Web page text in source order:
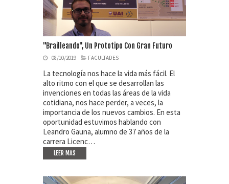
"Brailleando", Un Prototipo Con Gran Futuro
08/10/2019 FACULTADES
La tecnología nos hace la vida más fácil. El
alto ritmo con el que se desarrollan las
invenciones en todas las áreas de la vida
cotidiana, nos hace perder, a veces, la
importancia de los nuevos cambios. En esta
oportunidad estuvimos hablando con
Leandro Gauna, alumno de 37 años de la
carrera Licenc…
LEER MAS